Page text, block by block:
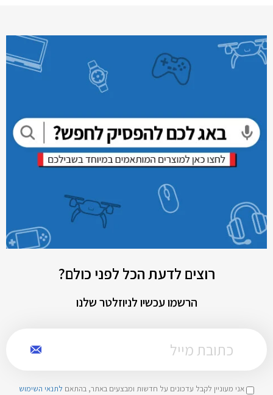
רוצים לדעת הכל לפני כולם?
הרשמו עכשיו לניוזלטר שלנו
אני מעוניין לקבל עדכונים על חדשות ומבצעים באתר, בהתאם לתנאי השימוש